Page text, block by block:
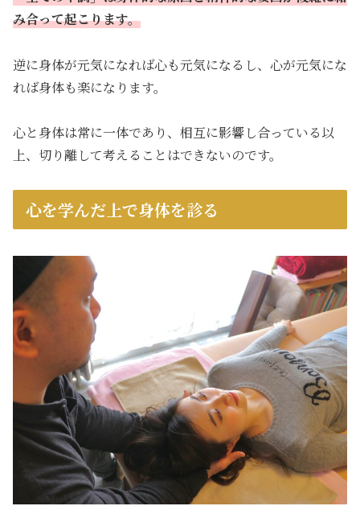
み合って起こります。
逆に身体が元気になれば心も元気になるし、心が元気にな
れば身体も楽になります。
心と身体は常に一体であり、相互に影響し合っている以
上、切り離して考えることはできないのです。
心を学んだ上で身体を診る